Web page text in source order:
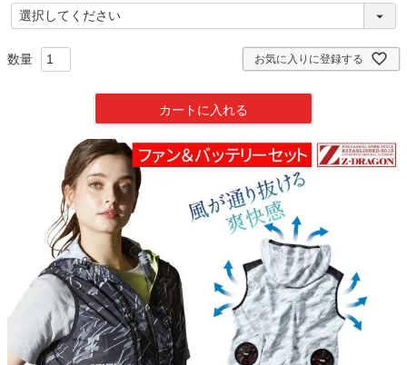
(
必
お気に入りに登録する
カートに入れる